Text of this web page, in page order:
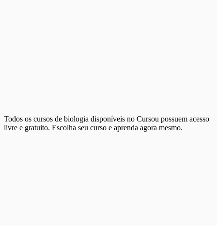
Todos os cursos de biologia disponíveis no Cursou possuem acesso
livre e gratuito. Escolha seu curso e aprenda agora mesmo.